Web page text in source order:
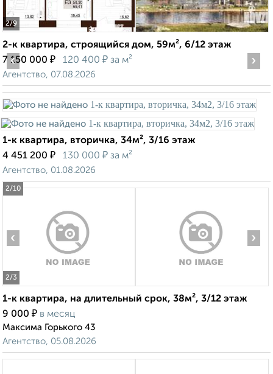
2/9
2-к квартира, строящийся дом, 59м², 6/12 этаж
7 150 000 ₽ 120 400 ₽ за м²
Агентство, 07.08.2026
2/10
‹ ›
1-к квартира, вторичка, 34м², 3/16 этаж
4 451 200 ₽ 130 000 ₽ за м²
Агентство, 01.08.2026
2/3
‹ ›
1-к квартира, на длительный срок, 38м², 3/12 этаж
9 000 ₽ в месяц
Максима Горького 43
Агентство, 05.08.2026